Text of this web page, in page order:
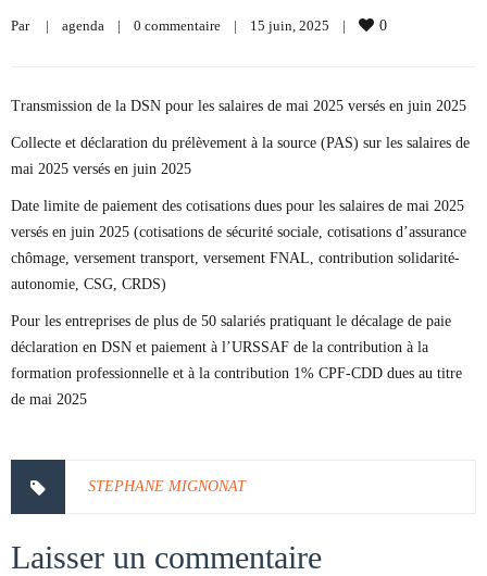
Par | agenda | 0 commentaire | 15 juin, 2025 | 0
Transmission de la DSN pour les salaires de mai 2025 versés en juin 2025
Collecte et déclaration du prélèvement à la source (PAS) sur les salaires de
mai 2025 versés en juin 2025
Date limite de paiement des cotisations dues pour les salaires de mai 2025
versés en juin 2025 (cotisations de sécurité sociale, cotisations d’assurance
chômage, versement transport, versement FNAL, contribution solidarité-
autonomie, CSG, CRDS)
Pour les entreprises de plus de 50 salariés pratiquant le décalage de paie
déclaration en DSN et paiement à l’URSSAF de la contribution à la
formation professionnelle et à la contribution 1% CPF-CDD dues au titre
de mai 2025
STEPHANE MIGNONAT
Laisser un commentaire